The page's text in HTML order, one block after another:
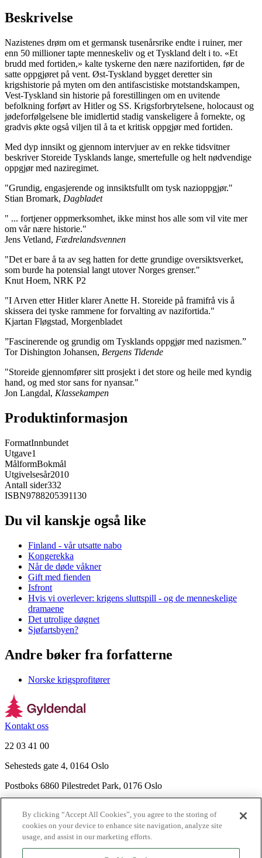
Beskrivelse
Nazistenes drøm om et germansk tusenårsrike endte i ruiner, mer
enn 50 millioner tapte menneskeliv og et Tyskland delt i to. «Et
brudd med fortiden,» kalte tyskerne den nære nazifortiden, før de
satte oppgjøret på vent. Øst-Tyskland bygget deretter sin
krigshistorie på myten om den antifascistiske motstandskampen,
Vest-Tyskland sin historie på forestillingen om en uvitende
befolkning forført av Hitler og SS. Krigsforbrytelsene, holocaust og
jødeforfølgelsene ble imidlertid stadig vanskeligere å fornekte, og
gradvis økte også viljen til å ta et kritisk oppgjør med fortiden.
Med dyp innsikt og gjennom intervjuer av en rekke tidsvitner
beskriver Storeide Tysklands lange, smertefulle og helt nødvendige
oppgjør med naziregimet.
"Grundig, engasjerende og innsiktsfullt om tysk nazioppgjør."
Stian Bromark, Dagbladet
" ... fortjener oppmerksomhet, ikke minst hos alle som vil vite mer
om vår nære historie."
Jens Vetland, Fædrelandsvennen
"Det er bare å ta av seg hatten for dette grundige oversiktsverket,
som burde ha potensial langt utover Norges grenser."
Knut Hoem, NRK P2
"I Arven etter Hitler klarer Anette H. Storeide på framifrå vis å
skissera dei tyske rammene for forvalting av nazifortida."
Kjartan Fløgstad, Morgenbladet
”Fascinerende og grundig om Tysklands oppgjør med nazismen.”
Tor Dishington Johansen, Bergens Tidende
"Storeide gjennomfører sitt prosjekt i det store og heile med kyndig
hand, og med stor sans for nyansar."
Jon Langdal, Klassekampen
Produktinformasjon
FormatInnbundet
Utgave1
MålformBokmål
Utgivelsesår2010
Antall sider332
ISBN9788205391130
Du vil kanskje også like
Finland - vår utsatte nabo
Kongerekka
Når de døde våkner
Gift med fienden
Isfront
Hvis vi overlever: krigens sluttspill - og de menneskelige
dramaene
Det utrolige døgnet
Sjøfartsbyen?
Andre bøker fra forfatterne
Norske krigsprofitører
Kontakt oss
22 03 41 00
Sehesteds gate 4, 0164 Oslo
Postboks 6860 Pilestredet Park, 0176 Oslo
Nyhetsbrev
Ledige stillinger
Send inn manus
By clicking “Accept All Cookies”, you agree to the storing of
cookies on your device to enhance site navigation, analyze site
usage, and assist in our marketing efforts.